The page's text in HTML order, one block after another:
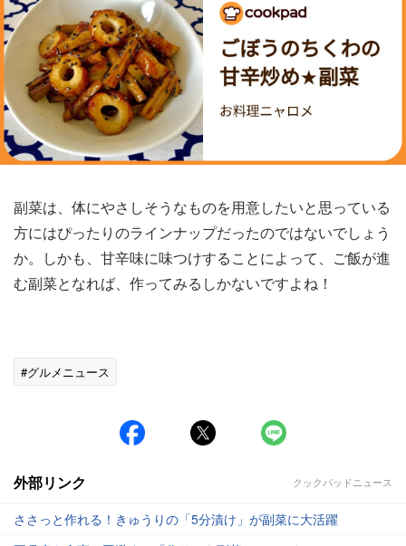
副菜は、体にやさしそうなものを用意したいと思っている
方にはぴったりのラインナップだったのではないでしょう
か。しかも、甘辛味に味つけすることによって、ご飯が進
む副菜となれば、作ってみるしかないですよね！
#グルメニュース
外部リンク クックパッドニュース
ささっと作れる！きゅうりの「5分漬け」が副菜に大活躍